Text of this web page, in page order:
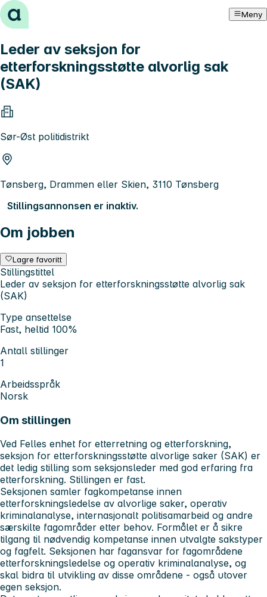
Hopp til innhold Meny
Leder av seksjon for
etterforskningsstøtte alvorlig sak
(SAK)
Sør-Øst politidistrikt
Tønsberg, Drammen eller Skien, 3110 Tønsberg
Stillingsannonsen er inaktiv.
Om jobben
Lagre favoritt
Stillingstittel
Leder av seksjon for etterforskningsstøtte alvorlig sak
(SAK)
Type ansettelse
Fast, heltid 100%
Antall stillinger
1
Arbeidsspråk
Norsk
Om stillingen
Ved Felles enhet for etterretning og etterforskning,
seksjon for etterforskningsstøtte alvorlige saker (SAK) er
det ledig stilling som seksjonsleder med god erfaring fra
etterforskning. Stillingen er fast.
Seksjonen samler fagkompetanse innen
etterforskningsledelse av alvorlige saker, operativ
kriminalanalyse, internasjonalt politisamarbeid og andre
særskilte fagområder etter behov. Formålet er å sikre
tilgang til nødvendig kompetanse innen utvalgte sakstyper
og fagfelt. Seksjonen har fagansvar for fagområdene
etterforskningsledelse og operativ kriminalanalyse, og
skal bidra til utvikling av disse områdene - også utover
egen seksjon.